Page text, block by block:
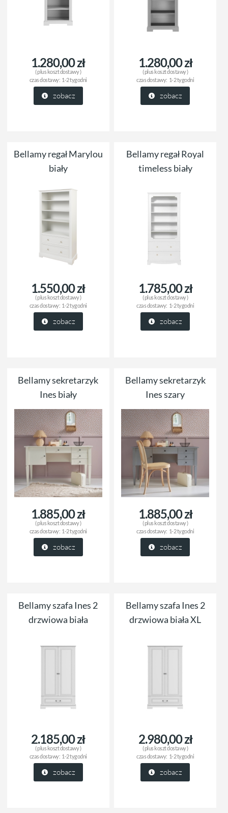
1.280,00 zł
( plus koszt dostawy)
czas dostawy: 1-2 tygodni
zobacz
1.280,00 zł
( plus koszt dostawy)
czas dostawy: 1-2 tygodni
zobacz
Bellamy regał Marylou
biały
1.550,00 zł
( plus koszt dostawy)
czas dostawy: 1-2 tygodni
zobacz
Bellamy regał Royal
timeless biały
1.785,00 zł
( plus koszt dostawy)
czas dostawy: 1-2 tygodni
zobacz
Bellamy sekretarzyk
Ines biały
1.885,00 zł
( pluskoszt dostawy)
czas dostawy: 1-2 tygodni
zobacz
Bellamy sekretarzyk
Ines szary
1.885,00 zł
( pluskoszt dostawy)
czas dostawy: 1-2 tygodni
zobacz
Bellamy szafa Ines 2
drzwiowa biała
2.185,00 zł
( plus koszt dostawy)
czas dostawy: 1-2 tygodni
zobacz
Bellamy szafa Ines 2
drzwiowa biała XL
2.980,00 zł
( plus koszt dostawy)
czas dostawy: 1-2 tygodni
zobacz